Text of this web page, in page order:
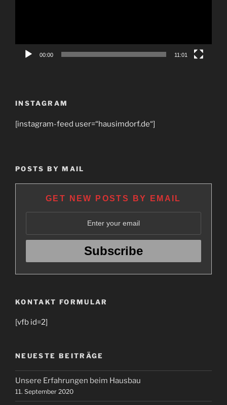
00:00 11:01
INSTAGRAM
[instagram-feed user=“hausimdorf.de“]
POSTS BY MAIL
GET NEW POSTS BY EMAIL
KONTAKT FORMULAR
[vfb id=2]
NEUESTE BEITRÄGE
Unsere Erfahrungen beim Hausbau
11. September 2020